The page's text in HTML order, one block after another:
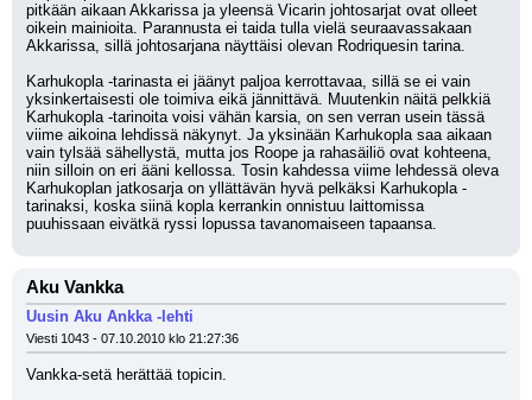
pitkään aikaan Akkarissa ja yleensä Vicarin johtosarjat ovat olleet
oikein mainioita. Parannusta ei taida tulla vielä seuraavassakaan
Akkarissa, sillä johtosarjana näyttäisi olevan Rodriquesin tarina.
Karhukopla -tarinasta ei jäänyt paljoa kerrottavaa, sillä se ei vain
yksinkertaisesti ole toimiva eikä jännittävä. Muutenkin näitä pelkkiä
Karhukopla -tarinoita voisi vähän karsia, on sen verran usein tässä
viime aikoina lehdissä näkynyt. Ja yksinään Karhukopla saa aikaan
vain tylsää sähellystä, mutta jos Roope ja rahasäiliö ovat kohteena,
niin silloin on eri ääni kellossa. Tosin kahdessa viime lehdessä oleva
Karhukoplan jatkosarja on yllättävän hyvä pelkäksi Karhukopla -
tarinaksi, koska siinä kopla kerrankin onnistuu laittomissa
puuhissaan eivätkä ryssi lopussa tavanomaiseen tapaansa.
Aku Vankka
Uusin Aku Ankka -lehti
Viesti 1043 - 07.10.2010 klo 21:27:36
Vankka-setä herättää topicin.